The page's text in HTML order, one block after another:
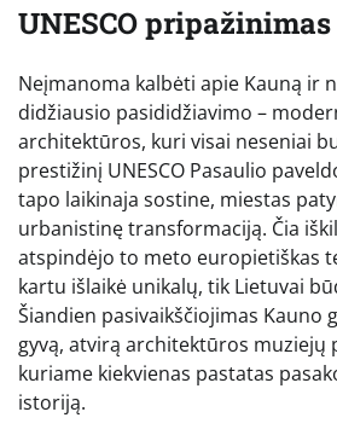
UNESCO pripažinimas
Neįmanoma kalbėti apie Kauną ir
didžiausio pasididžiavimo –
architektūros, kuri visai neseniai
prestižinį UNESCO Pasaulio
tapo laikinaja sostine, miestas
urbanistinę transformaciją. Čia
atspindėjo to meto europietiškas
kartu išlaikė unikalų, tik Lietuvai
Šiandien pasivaikščiojimas Kauno
gyvą, atvirą architektūros muziejų
kuriame kiekvienas pastatas
istoriją.